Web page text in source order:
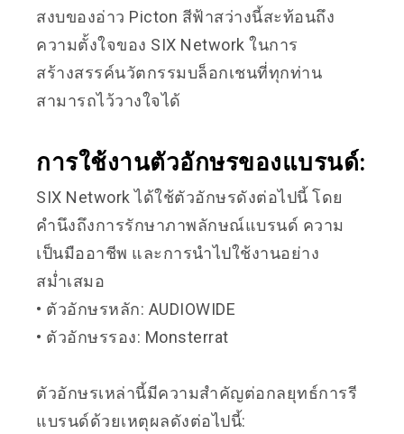
สงบของอ่าว Picton สีฟ้าสว่างนี้สะท้อนถึง
ความตั้งใจของ SIX Network ในการ
สร้างสรรค์นวัตกรรมบล็อกเชนที่ทุกท่าน
สามารถไว้วางใจได้
การใช้งานตัวอักษรของแบรนด์:
SIX Network ได้ใช้ตัวอักษรดังต่อไปนี้ โดย
คำนึงถึงการรักษาภาพลักษณ์แบรนด์ ความ
เป็นมืออาชีพ และการนำไปใช้งานอย่าง
สม่ำเสมอ
• ตัวอักษรหลัก: AUDIOWIDE
• ตัวอักษรรอง: Monsterrat
ตัวอักษรเหล่านี้มีความสำคัญต่อกลยุทธ์การรี
แบรนด์ด้วยเหตุผลดังต่อไปนี้: